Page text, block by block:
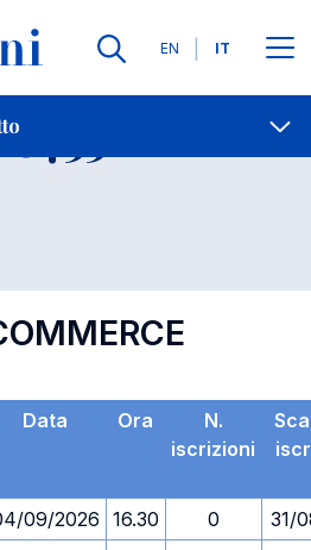
Lingue
EN IT
Contatti
Open
Data Ora
N.
iscrizioni
09/2026 16.30 0
31/